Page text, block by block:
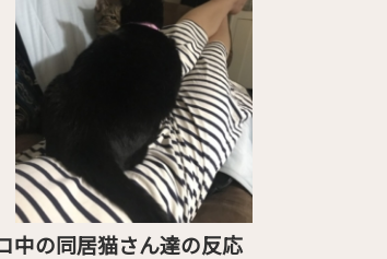
中の同居猫さん達の反応